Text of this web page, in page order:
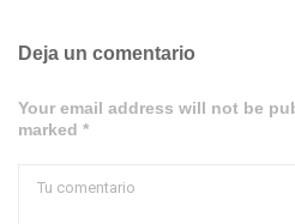
Deja un comentario
Your email address will not be
marked *